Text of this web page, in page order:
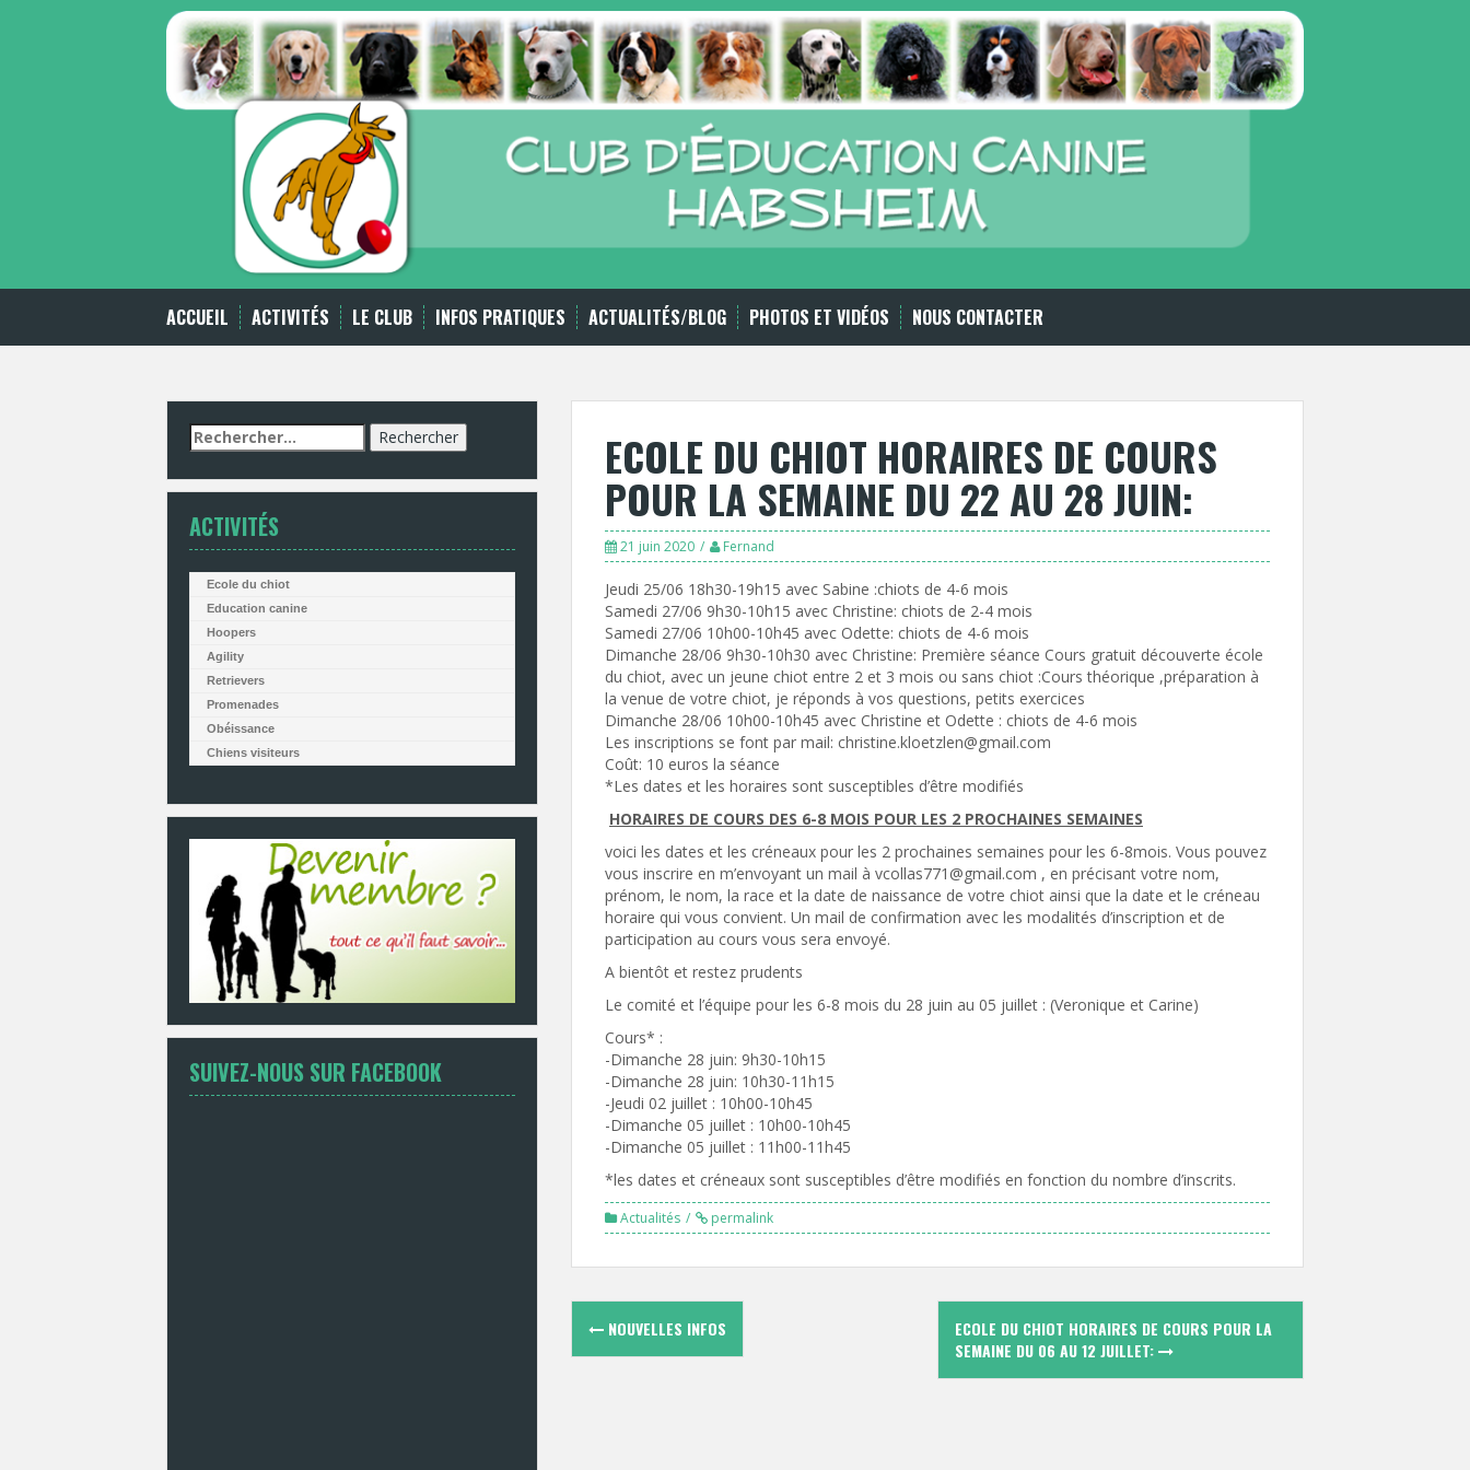
ACCUEIL ACTIVITÉS LE CLUB INFOS PRATIQUES ACTUALITÉS/BLOG PHOTOS ET VIDÉOS NOUS CONTACTER
ECOLE DU CHIOT HORAIRES DE COURS
POUR LA SEMAINE DU 22 AU 28 JUIN:
21 juin 2020 Fernand
Jeudi 25/06 18h30-19h15 avec Sabine :chiots de 4-6 mois
Samedi 27/06 9h30-10h15 avec Christine: chiots de 2-4 mois
Samedi 27/06 10h00-10h45 avec Odette: chiots de 4-6 mois
Dimanche 28/06 9h30-10h30 avec Christine: Première séance Cours gratuit découverte école
du chiot, avec un jeune chiot entre 2 et 3 mois ou sans chiot :Cours théorique ,préparation à
la venue de votre chiot, je réponds à vos questions, petits exercices
Dimanche 28/06 10h00-10h45 avec Christine et Odette : chiots de 4-6 mois
Les inscriptions se font par mail: christine.kloetzlen@gmail.com
Coût: 10 euros la séance
*Les dates et les horaires sont susceptibles d’être modifiés
HORAIRES DE COURS DES 6-8 MOIS POUR LES 2 PROCHAINES SEMAINES
voici les dates et les créneaux pour les 2 prochaines semaines pour les 6-8mois. Vous pouvez
vous inscrire en m’envoyant un mail à vcollas771@gmail.com , en précisant votre nom,
prénom, le nom, la race et la date de naissance de votre chiot ainsi que la date et le créneau
horaire qui vous convient. Un mail de confirmation avec les modalités d’inscription et de
participation au cours vous sera envoyé.
A bientôt et restez prudents
Le comité et l’équipe pour les 6-8 mois du 28 juin au 05 juillet : (Veronique et Carine)
Cours* :
-Dimanche 28 juin: 9h30-10h15
-Dimanche 28 juin: 10h30-11h15
-Jeudi 02 juillet : 10h00-10h45
-Dimanche 05 juillet : 10h00-10h45
-Dimanche 05 juillet : 11h00-11h45
*les dates et créneaux sont susceptibles d’être modifiés en fonction du nombre d’inscrits.
Actualités permalink
Navigation
des
NOUVELLES INFOS
ECOLE DU CHIOT HORAIRES DE COURS POUR LA
SEMAINE DU 06 AU 12 JUILLET:
Rechercher :
ACTIVITÉS
Ecole du chiot
Education canine
Hoopers
Agility
Retrievers
Promenades
Obéissance
Chiens visiteurs
SUIVEZ-NOUS SUR FACEBOOK